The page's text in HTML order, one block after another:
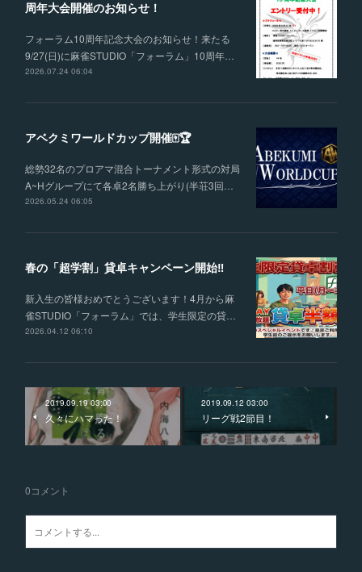
周年大会開催のお知らせ！
フォーラム10周年記念大会のお知らせ！来たる
9/27(日)に麻雀STUDIO「フォーラム」10周年…
2026.07.24 06:04
アベクミワールドカップ開催🀄🏆
総勢32名のプロアマ混合トーナメント形式の対局
A~Hグループにて各卓2名勝ち上がり(半荘3回…
2026.05.24 06:05
春の「超学割」貸卓キャンペーン開始‼
新入生の皆様おめでとうございます！4月から麻
雀STUDIO「フォーラム」では、学生限定の貸…
2026.04.12 06:10
2019.09.19 03:00
久々にハマった！
2019.09.12 03:00
リーグ戦2節目！
0コメント